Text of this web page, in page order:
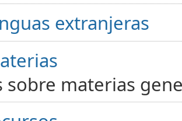
extranjeras
sobre materias